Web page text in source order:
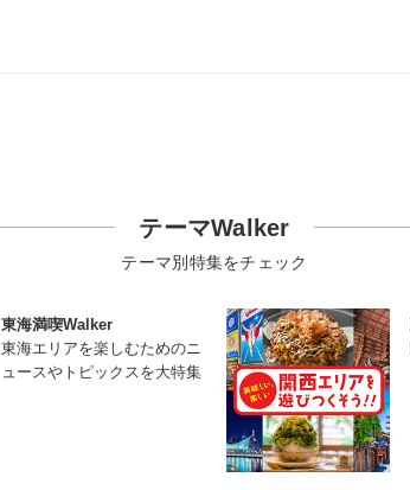
テーマWalker
テーマ別特集をチェック
東海満喫Walker
東海エリアを楽しむためのニ
ュースやトピックスを大特集